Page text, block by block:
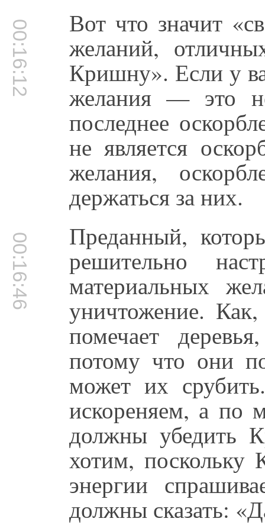
00:16:12 Вот что значит
желаний,
Кришну». Если у
желания — это
последнее
не является
желания,
держаться за них.
00:16:46 Преданный,
решительно
материальных
уничтожение.
помечает
потому что они
может их
искореняем, а
должны убедить
хотим,
энергии
должны сказать: